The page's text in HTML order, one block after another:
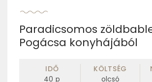
Paradicsomos
Pogácsa konyhájából
IDŐ
40 p
KÖLTSÉG
olcsó